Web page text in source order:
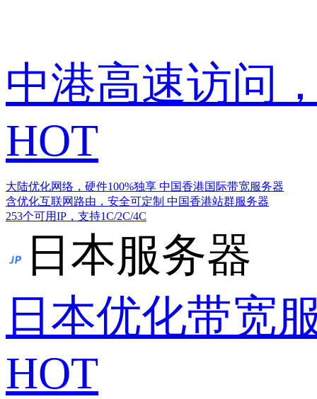
中港高速访问
HOT
大陆优化网络，硬件100%独享 中国香港国际带宽服务器
含优化互联网路由，安全可定制 中国香港站群服务器
253个可用IP，支持1C/2C/4C
日本服务器
日本优化带宽
HOT